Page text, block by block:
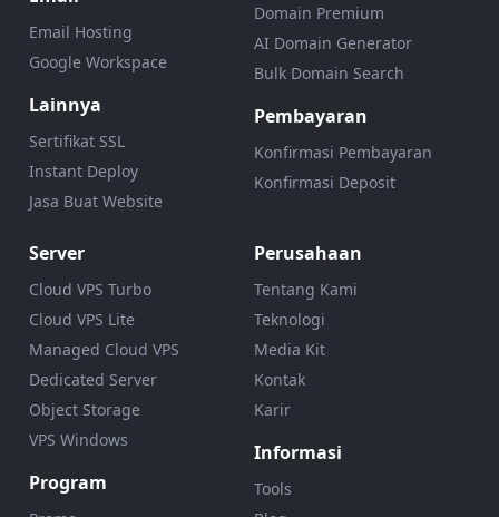
Email Hosting
Google Workspace
Lainnya
Sertifikat SSL
Instant Deploy
Jasa Buat Website
Domain Premium
AI Domain Generator
Bulk Domain Search
Pembayaran
Konfirmasi Pembayaran
Konfirmasi Deposit
Server
Cloud VPS Turbo
Cloud VPS Lite
Managed Cloud VPS
Dedicated Server
Object Storage
VPS Windows
Program
Perusahaan
Tentang Kami
Teknologi
Media Kit
Kontak
Karir
Informasi
Tools